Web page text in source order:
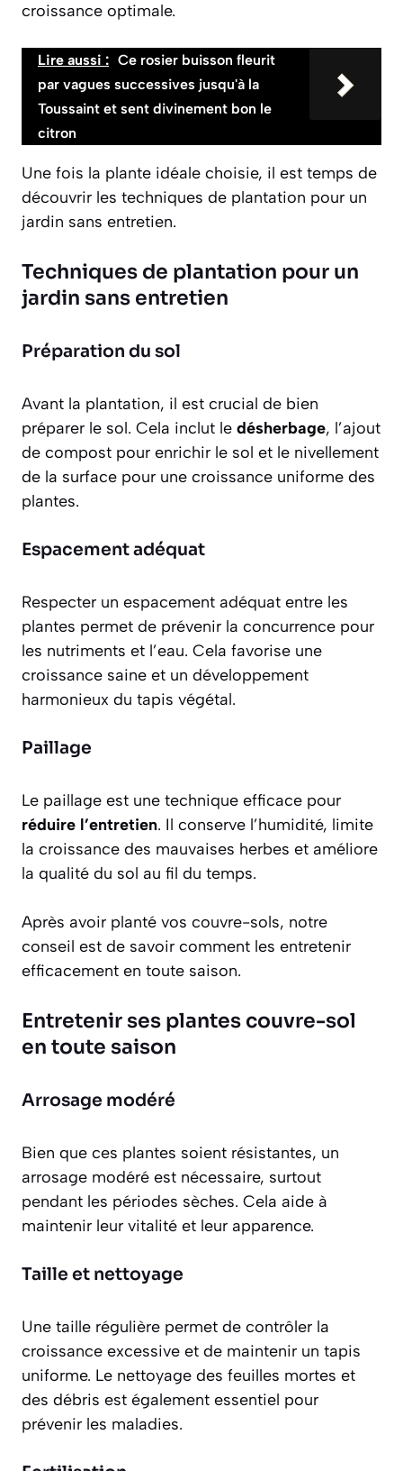
croissance optimale.
Lire aussi : Ce rosier buisson fleurit
par vagues successives jusqu'à la
Toussaint et sent divinement bon le
citron
Une fois la plante idéale choisie, il est temps de
découvrir les techniques de plantation pour un
jardin sans entretien.
Techniques de plantation pour un
jardin sans entretien
Préparation du sol
Avant la plantation, il est crucial de bien
préparer le sol. Cela inclut le désherbage, l’ajout
de compost pour enrichir le sol et le nivellement
de la surface pour une croissance uniforme des
plantes.
Espacement adéquat
Respecter un espacement adéquat entre les
plantes permet de prévenir la concurrence pour
les nutriments et l’eau. Cela favorise une
croissance saine et un développement
harmonieux du tapis végétal.
Paillage
Le paillage est une technique efficace pour
réduire l’entretien. Il conserve l’humidité, limite
la croissance des mauvaises herbes et améliore
la qualité du sol au fil du temps.
Après avoir planté vos couvre-sols, notre
conseil est de savoir comment les entretenir
efficacement en toute saison.
Entretenir ses plantes couvre-sol
en toute saison
Arrosage modéré
Bien que ces plantes soient résistantes, un
arrosage modéré est nécessaire, surtout
pendant les périodes sèches. Cela aide à
maintenir leur vitalité et leur apparence.
Taille et nettoyage
Une taille régulière permet de contrôler la
croissance excessive et de maintenir un tapis
uniforme. Le nettoyage des feuilles mortes et
des débris est également essentiel pour
prévenir les maladies.